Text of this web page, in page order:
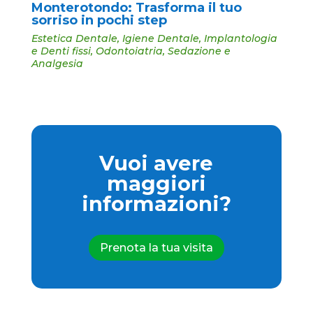
Monterotondo: Trasforma il tuo
sorriso in pochi step
Estetica Dentale, Igiene Dentale, Implantologia
e Denti fissi, Odontoiatria, Sedazione e
Analgesia
Vuoi avere
maggiori
informazioni?
Prenota la tua visita